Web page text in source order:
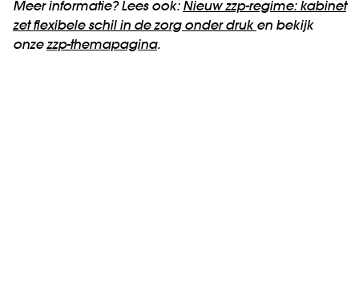
Meer informatie? Lees ook: Nieuw zzp-regime: kabinet
zet flexibele schil in de zorg onder druk en bekijk
onzezzp-themapagina.